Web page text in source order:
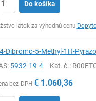
Do košíka
látok za výhodnú cenu
Dibromo-5-Methyl-1H-
5932-19-4 Kat. č.:
bez DPH € 1.060,36